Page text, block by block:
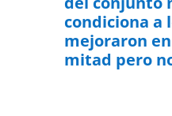
condiciona a
mejoraron
mitad pero